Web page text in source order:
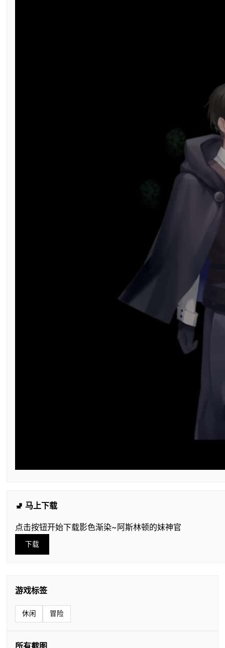
🚽 马上下载
点击按钮开始下载影色渐染~阿斯林顿的妹神官
下载
游戏标签
休闲 冒险